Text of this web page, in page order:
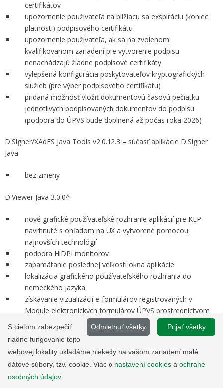
certifikátov
upozornenie používateľa na blížiacu sa exspiráciu (koniec
platnosti) podpisového certifikátu
upozornenie používateľa, ak sa na zvolenom
kvalifikovanom zariadení pre vytvorenie podpisu
nenachádzajú žiadne podpisové certifikáty
vylepšená konfigurácia poskytovateľov kryptografických
služieb (pre výber podpisového certifikátu)
pridaná možnosť vložiť dokumentovú časovú pečiatku
jednotlivých podpisovaných dokumentov do podpisu
(podpora do ÚPVS bude doplnená až počas roka 2026)
D.Signer/XAdES Java Tools v2.0.12.3 – súčasť aplikácie D.Signer
Java
bez zmeny
D.Viewer Java 3.0.0^
nové grafické používateľské rozhranie aplikácií pre KEP
navrhnuté s ohľadom na UX a vytvorené pomocou
najnovších technológií
podpora HiDPI monitorov
zapamätanie poslednej veľkosti okna aplikácie
lokalizácia grafického používateľského rozhrania do
nemeckého jazyka
získavanie vizualizácií e-formulárov registrovaných v
Module elektronických formulárov ÚPVS prostredníctvom
služby portálu výrobcu (DITEC)
pridaná možnosť informatívneho overenia platnosti
podpisov prostredníctvom služby portálu výrobcu (DITEC)
zobrazenie informácie o legislatívnom type podpisu
zobrazenie informácií o dokumentových časových
pečiatkach v štruktúre podpisu
Prijať všetky
Odmietnuť všetky
S cieľom zabezpečiť
riadne fungovanie tejto
webovej lokality ukladáme niekedy na vašom zariadení malé
dátové súbory, tzv. cookie. Viac o nastavení cookies a ochrane
osobných údajov.